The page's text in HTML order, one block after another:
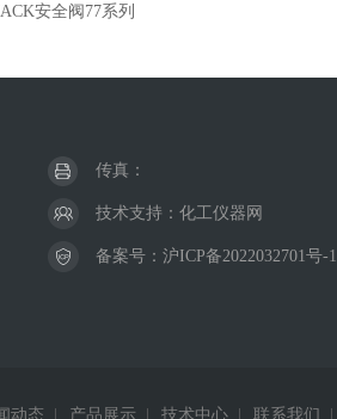
安全阀77系列
传真：
技术支持： 化工仪器网
备案号： 沪ICP备2022032701号-1
动态 产品展示 技术中心 联系我们